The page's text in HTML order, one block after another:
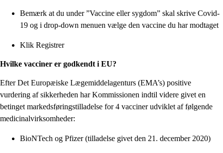
Bemærk at du under ”Vaccine eller sygdom” skal skrive Covid-
19 og i drop-down menuen vælge den vaccine du har modtaget
Klik Registrer
Hvilke vacciner er godkendt i EU?
Efter Det Europæiske Lægemiddelagenturs (EMA’s) positive
vurdering af sikkerheden har Kommissionen indtil videre givet en
betinget markedsføringstilladelse for 4 vacciner udviklet af følgende
medicinalvirksomheder:
BioNTech og Pfizer (tilladelse givet den 21. december 2020)